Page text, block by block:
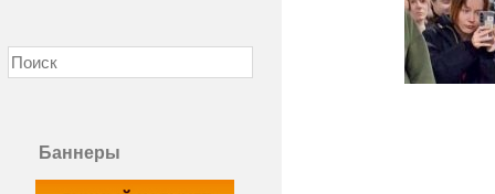
Баннеры